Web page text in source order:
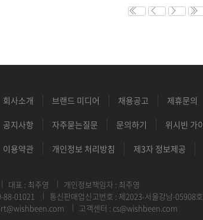
회사소개 브랜드 미디어 채용공고 제휴문의
공지사항 자주묻는질문 문의하기 위시빈 가
이용약관 개인정보 처리방침 제3자 정보제공
대표 : 최주영
개인정보책임자 : 최주영
88-01021
통신판매업신고번호 : 제2023-서울강남-05908호
고객센터 : cs@wishbeen.com